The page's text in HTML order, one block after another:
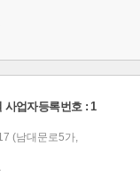
사업자등록번호 : 1
(남대문로5가,